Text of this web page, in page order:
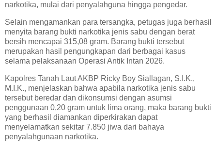
narkotika, mulai dari penyalahguna hingga pengedar.
Selain mengamankan para tersangka, petugas juga berhasil
menyita barang bukti narkotika jenis sabu dengan berat
bersih mencapai 315,08 gram. Barang bukti tersebut
merupakan hasil pengungkapan dari berbagai kasus
selama pelaksanaan Operasi Antik Intan 2026.
Kapolres Tanah Laut AKBP Ricky Boy Siallagan, S.I.K.,
M.I.K., menjelaskan bahwa apabila narkotika jenis sabu
tersebut beredar dan dikonsumsi dengan asumsi
penggunaan 0,20 gram untuk lima orang, maka barang bukti
yang berhasil diamankan diperkirakan dapat
menyelamatkan sekitar 7.850 jiwa dari bahaya
penyalahgunaan narkotika.